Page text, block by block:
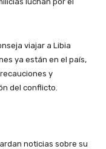
viajar a Libia
ya están en el país,
y
del conflicto.
noticias sobre su